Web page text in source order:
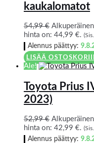
kaukalomatot
54,99€
hinta on: 44,99 €.
Alennus päättyy:
LISÄÄ
Ale!
Toyota Prius
2023)
52,99€
hinta on: 42,99 €.
Alennus päättyy: